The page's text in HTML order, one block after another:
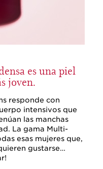
es una piel
joven.
responde con
intensivos que
las manchas
La gama Multi-
esas mujeres que,
gustarse…